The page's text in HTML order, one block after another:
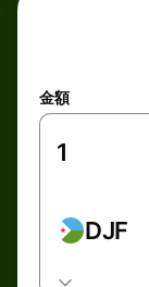
金額
DJF